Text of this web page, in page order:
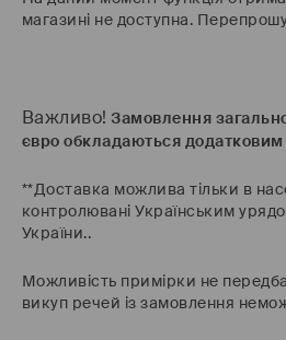
магазині не доступна.
Важливо! Замовлення
євро обкладаються
**Доставка можлива тільки в
контролювані Українським
України..
Можливість примірки не
викуп речей із замовлення